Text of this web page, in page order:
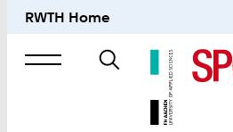
RWTH Home
Suche
nach